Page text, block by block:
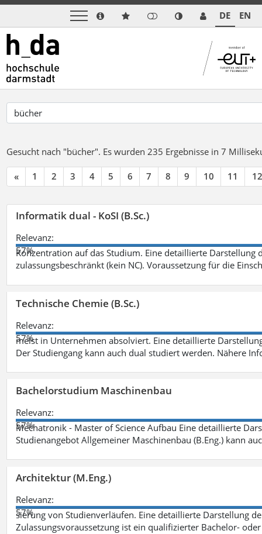
DE EN
Gesucht nach "bücher". Es wurden 235 Ergebnisse in 7
« 1 2 3 4 5 6 7 8 9 10 11 12
Informatik dual - KoSI (B.Sc.)
Relevanz:
57%
Konzentration auf das Studium. Eine detaillierte
zulassungsbeschränkt (kein NC). Voraussetzung für die
Technische Chemie (B.Sc.)
Relevanz:
57%
meist in Unternehmen absolviert. Eine detaillierte
Der Studiengang kann auch dual studiert werden. Nähere
Bachelorstudium Maschinenbau
Relevanz:
57%
Mechatronik - Master of Science Aufbau Eine detaillierte
Studienangebot Allgemeiner Maschinenbau (B.Eng.) kann
Architektur (M.Eng.)
Relevanz:
57%
sierung von Studienverläufen. Eine detaillierte Darstellung
Zulassungsvoraussetzung ist ein qualifizierter Bachelor-